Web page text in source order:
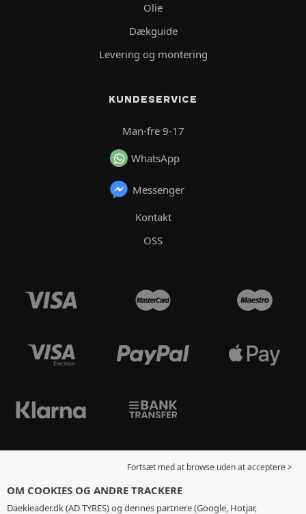
Olie
Dækguide
Levering og montering
KUNDESERVICE
Man-fre 9-17
WhatsApp
Messenger
Kontakt
OSS
Fortsæt med at browse uden at acceptere >
OM COOKIES OG ANDRE TRACKERE
Daekleader.dk (AD TYRES) og dennes partnere (Google, Hotjar,